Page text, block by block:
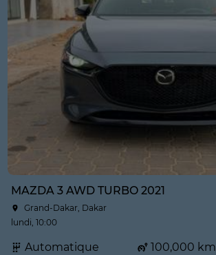
MAZDA 3 AWD TURBO 2021
Grand-Dakar, Dakar
lundi, 10:00
Automatique
100,000 km